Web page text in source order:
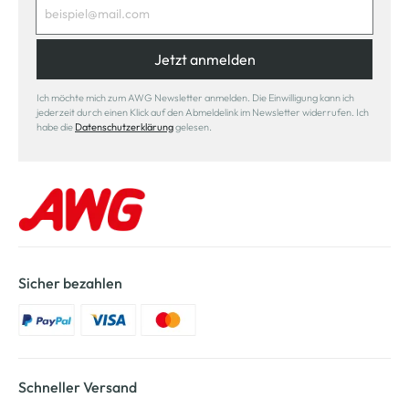
Jetzt anmelden
Ich möchte mich zum AWG Newsletter anmelden. Die Einwilligung kann ich
jederzeit durch einen Klick auf den Abmeldelink im Newsletter widerrufen. Ich
habe die Datenschutzerklärunggelesen.
Sicher bezahlen
Schneller Versand